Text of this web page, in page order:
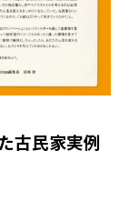
古民家実例